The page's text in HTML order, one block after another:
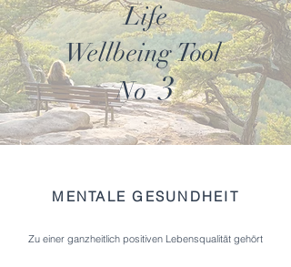
Life
WellbeingTool
No 3
MENTALE GESUNDHEIT
Zu einer ganzheitlich positiven Lebensqualität gehört